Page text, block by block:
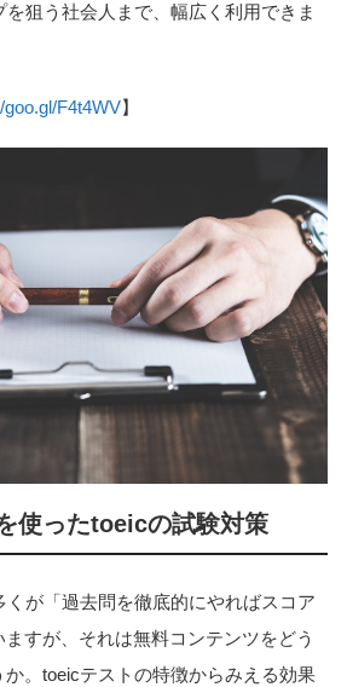
を狙う社会人まで、幅広く利用できま
goo.gl/F4t4WV】
使ったtoeicの試験対策
が「過去問を徹底的にやればスコア
すが、それは無料コンテンツをどう
。toeicテストの特徴からみえる効果